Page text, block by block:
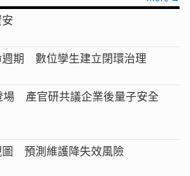
週期 數位孿生建立閉環治理
場 產官研共議企業後量子安全
圖 預測維護降失效風險